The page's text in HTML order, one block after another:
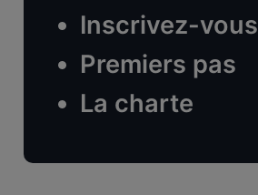
Inscrivez-vous
Premiers pas
La charte